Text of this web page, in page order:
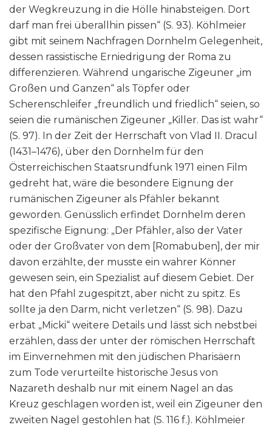
der Wegkreuzung in die Hölle hinabsteigen. Dort
darf man frei überallhin pissen“ (S. 93). Köhlmeier
gibt mit seinem Nachfragen Dornhelm Gelegenheit,
dessen rassistische Erniedrigung der Roma zu
differenzieren. Während ungarische Zigeuner „im
Großen und Ganzen“ als Töpfer oder
Scherenschleifer „freundlich und friedlich“ seien, so
seien die rumänischen Zigeuner „Killer. Das ist wahr“
(S. 97). In der Zeit der Herrschaft von Vlad II. Dracul
(1431–1476), über den Dornhelm für den
Österreichischen Staatsrundfunk 1971 einen Film
gedreht hat, wäre die besondere Eignung der
rumänischen Zigeuner als Pfähler bekannt
geworden. Genüsslich erfindet Dornhelm deren
spezifische Eignung: „Der Pfähler, also der Vater
oder der Großvater von dem [Romabuben], der mir
davon erzählte, der musste ein wahrer Könner
gewesen sein, ein Spezialist auf diesem Gebiet. Der
hat den Pfahl zugespitzt, aber nicht zu spitz. Es
sollte ja den Darm, nicht verletzen“ (S. 98). Dazu
erbat „Micki“ weitere Details und lässt sich nebstbei
erzählen, dass der unter der römischen Herrschaft
im Einvernehmen mit den jüdischen Pharisäern
zum Tode verurteilte historische Jesus von
Nazareth deshalb nur mit einem Nagel an das
Kreuz geschlagen worden ist, weil ein Zigeuner den
zweiten Nagel gestohlen hat (S. 116 f.). Köhlmeier